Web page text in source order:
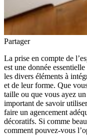
Partager
La prise en compte de
est une donnée
les divers éléments à
et de leur forme. Que
taille ou que vous ayez
important de savoir
faire un agencement
décoratifs. Si comme
comment pouvez-vous